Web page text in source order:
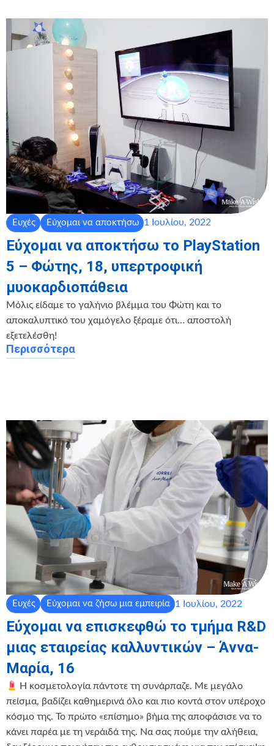
Ευχές Εύχομαι να αποκτήσω 1 Ιουλίου, 2022
Εύχομαι να αποκτήσω το PlayStation
5 – Φώτης, 18, υπερτροφική
μυοκαρδιοπάθεια
Μόλις είδαμε το γαλήνιο βλέμμα του Φώτη και το
αποκαλυπτικό του χαμόγελο ξέραμε ότι… αποστολή
εξετελέσθη!
Περισσότερα
Ευχές Εύχομαι να ζήσω μια εμπειρία 1 Ιουλίου, 2022
Εύχομαι να επισκεφθώ το τμήμα R&D
μιας εταιρείας καλλυντικών – Άννα-
Μαρία, 16
Η κοσμετολογία πάντοτε τη συνάρπαζε. Με μεγάλο
πείσμα, βαδίζει καθημερινά όλο και πιο κοντά στον υπέροχο
κόσμο της. Το πρώτο «επίσημο» βήμα της αποφάσισε να το
κάνει παρέα με τη νεράιδά της. Να σας πούμε την αλήθεια,